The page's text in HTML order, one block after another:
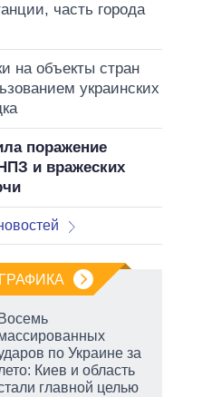
часть города
на объекты стран
украинских
поражение
и вражеских
Восемь
по Украине за
Киев и область
главной целью